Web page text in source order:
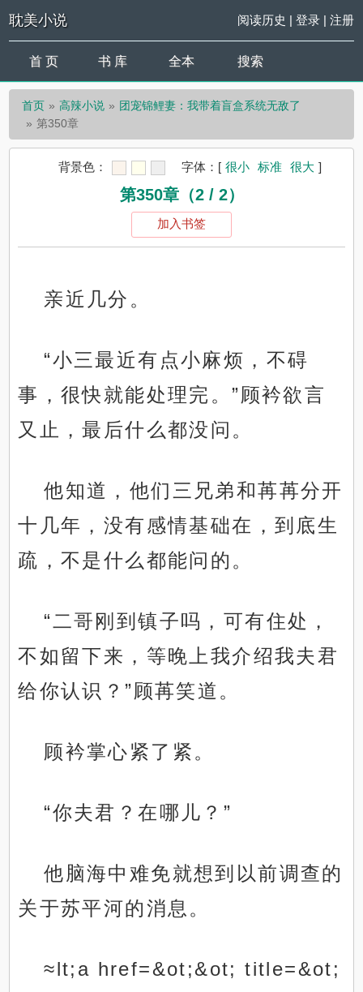
耽美小说 阅读历史 | 登录| 注册
首 页 书 库 全本 搜索
首页 高辣小说
团宠锦鲤妻：我带着盲盒系统无敌了
第350章
背景色： 字体： [ 很小 标准 很大 ]
第350章（2 / 2）
加入书签
亲近几分。
“小三最近有点小麻烦，不碍
事，很快就能处理完。”顾衿欲言
又止，最后什么都没问。
他知道，他们三兄弟和苒苒分开
十几年，没有感情基础在，到底生
疏，不是什么都能问的。
“二哥刚到镇子吗，可有住处，
不如留下来，等晚上我介绍我夫君
给你认识？”顾苒笑道。
顾衿掌心紧了紧。
“你夫君？在哪儿？”
他脑海中难免就想到以前调查的
关于苏平河的消息。
≈lt;a href=&ot;&ot; title=&ot;